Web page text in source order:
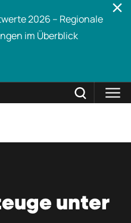
2026 – Regionale
im Überblick
unter